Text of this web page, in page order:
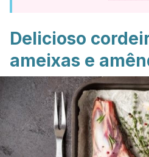
Delicioso
ameixas e